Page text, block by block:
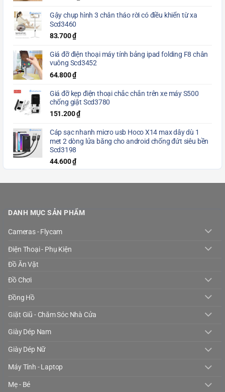
Gậy chụp hình 3 chân tháo rời có điều khiển từ xa
Scd3460
83.700₫
Giá đỡ điện thoại máy tính bảng ipad folding F8 chân
vuông Scd3452
64.800₫
Giá đỡ kẹp điện thoại chắc chắn trên xe máy S500
chống giật Scd3780
151.200₫
Cáp sạc nhanh micro usb Hoco X14 max dây dù 1
met 2 dòng lửa băng cho android chống đứt siêu bền
Scd3198
44.600₫
DANH MỤC SẢN PHẨM
Cameras - Flycam
Điện Thoại - Phụ Kiện
Đồ Ăn Vặt
Đồ Chơi
Đồng Hồ
Giặt Giũ - Chăm Sóc Nhà Cửa
Giày Dép Nam
Giày Dép Nữ
Máy Tính - Laptop
Mẹ - Bé